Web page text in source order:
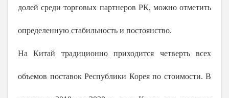
долей среди торговых партнеров РК, можно отметить
определенную стабильность и постоянство.
На Китай традиционно приходится четверть всех
объемов поставок Республики Корея по стоимости. В